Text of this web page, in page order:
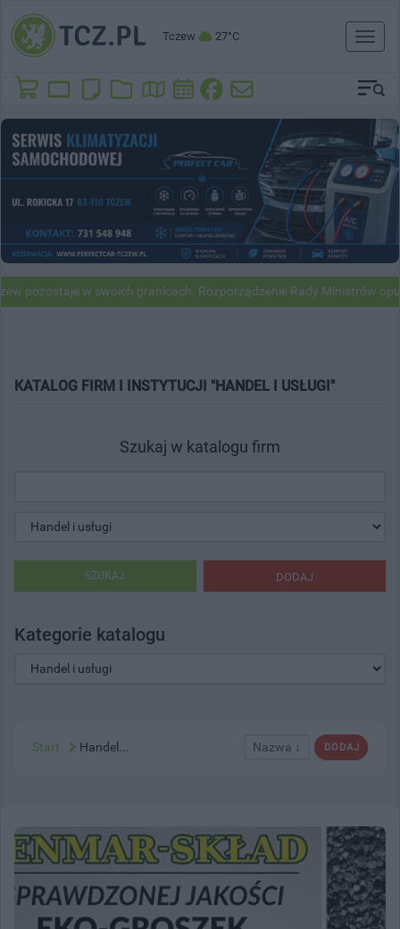
Tczew 27°C
Toggle
w swoich granicach. Rozporządzenie Rady Ministrów
KATALOG FIRM I INSTYTUCJI "HANDEL I USŁUGI"
Szukaj w katalogu firm
DODAJ
SZUKAJ
Kategorie katalogu
DODAJ
Nazwa ↓
Start Handel...